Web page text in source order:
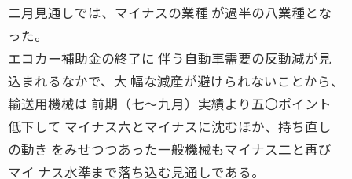
二月見通しでは、マイナスの業種 が過半の八業種とな
った。
エコカー補助金の終了に 伴う自動車需要の反動減が見
込まれるなかで、大 幅な減産が避けられないことから、
輸送用機械は 前期（七〜九月）実績より五〇ポイント
低下して マイナス六とマイナスに沈むほか、持ち直し
の動き をみせつつあった一般機械もマイナス二と再び
マイ ナス水準まで落ち込む見通しである。